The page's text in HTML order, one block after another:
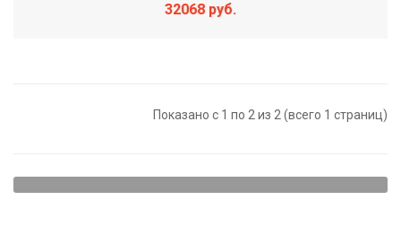
32068 руб.
Показано с 1 по 2 из 2 (всего 1 страниц)